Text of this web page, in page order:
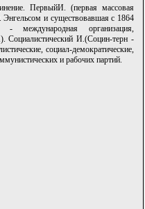
ПервыйИ. (первая массовая
и существовавшая с 1864
организация,
Социалистический И.(Социн-терн -
социал-демократические,
и рабочих партий.